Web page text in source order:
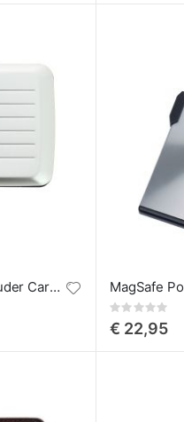
Ögon Designs Pasjeshouder Card Case
Rating:
€ 22,95